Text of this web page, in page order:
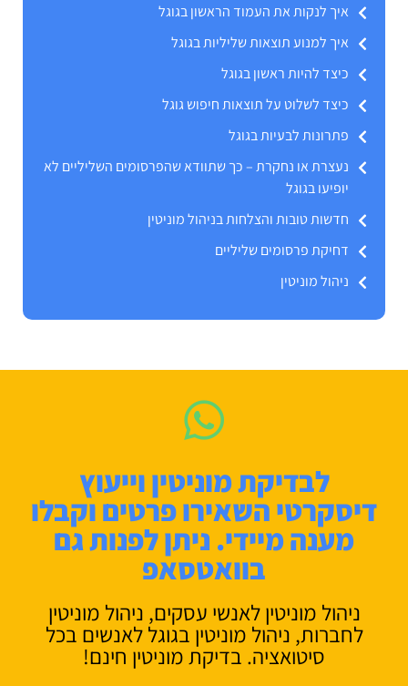
איך לנקות את העמוד הראשון בגוגל
איך למנוע תוצאות שליליות בגוגל
כיצד להיות ראשון בגוגל
כיצד לשלוט על תוצאות חיפוש גוגל
פתרונות לבעיות בגוגל
נעצרת או נחקרת – כך שתוודא שהפרסומים השליליים לא
יופיעו בגוגל
חדשות טובות והצלחות בניהול מוניטין
דחיקת פרסומים שליליים
ניהול מוניטין
לבדיקת מוניטין וייעוץ
דיסקרטי השאירו פרטים וקבלו
מענה מיידי. ניתן לפנות גם
בוואטסאפ
ניהול מוניטין לאנשי עסקים, ניהול מוניטין
לחברות, ניהול מוניטין בגוגל לאנשים בכל
סיטואציה. בדיקת מוניטין חינם!